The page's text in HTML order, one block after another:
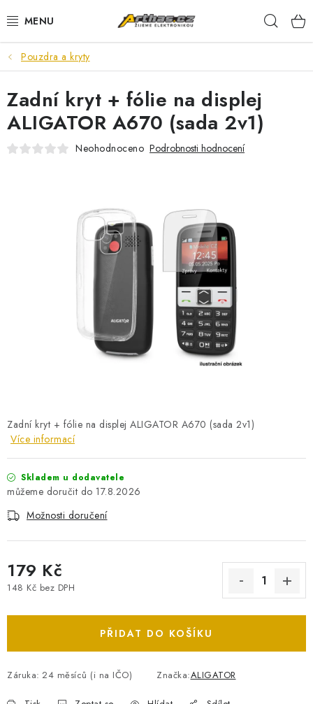
na
TELEFONY, TABLETY
POČÍTAČE, NOTEBOOKY
PRO HRÁČE
PŘEDVÁDĚCÍ ELEKTRONIKA
Pouzdra a kryty
Zadní kryt + fólie na displej ALIGATOR A670 (sada 2v1)
Více informací
Skladem u dodavatele
17.8.2026
Možnosti doručení
179 Kč
148 Kč bez DPH
PŘIDAT DO KOŠÍKU
Záruka: 24 měsíců (i na IČO) Značka:ALIGATOR
Zadní kryt + fólie na displej
ALIGATOR A670 (sada 2v1)
Neohodnoceno Podrobnosti hodnocení